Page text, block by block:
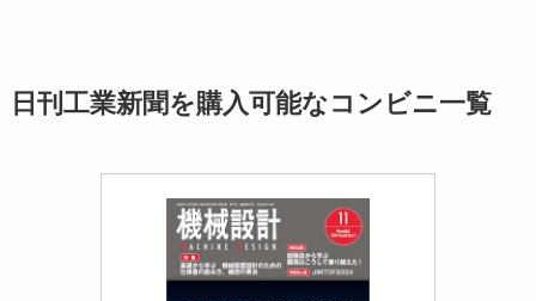
日刊工業新聞を購入可能なコンビニ一覧